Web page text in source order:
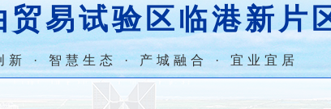
贸易试验区临港新片
新 · 智慧生态 · 产城融合 · 宜业宜居